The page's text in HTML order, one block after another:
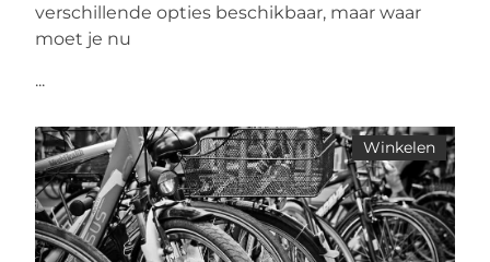
verschillende opties beschikbaar, maar waar
moet je nu
...
Winkelen